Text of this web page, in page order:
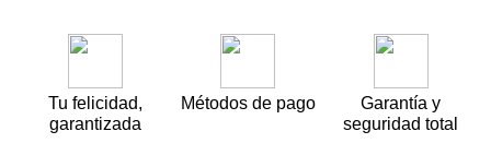
Tu felicidad,
garantizada
Métodos de pago
Garantía y
seguridad total